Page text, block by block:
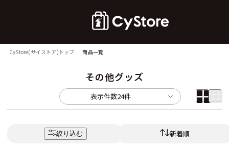
CyStore(サイストア)トップ 商品一覧
その他グッズ
表示件数24件
絞り込む 新着順